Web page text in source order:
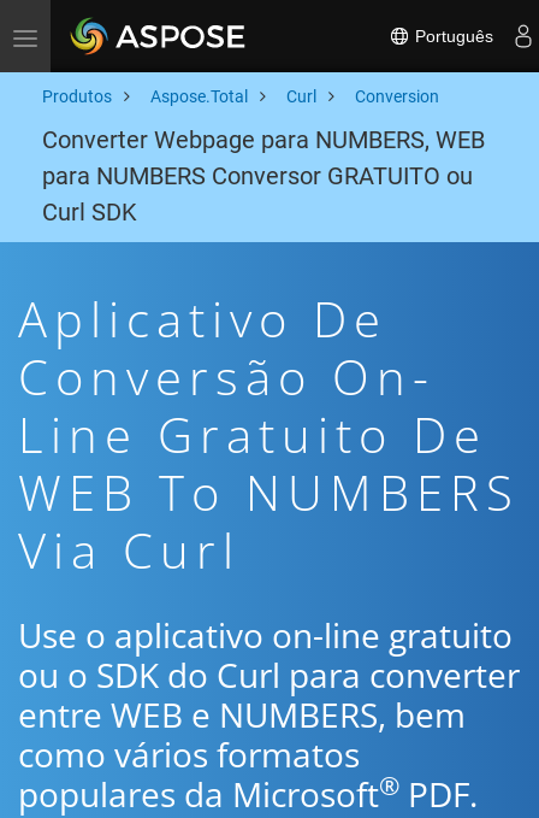
Toggle navigation Português
Produtos Aspose.Total Curl Conversion
Converter Webpage para NUMBERS, WEB
para NUMBERS Conversor GRATUITO ou
Curl SDK
Aplicativo De
Conversão On-
Line Gratuito De
WEB To NUMBERS
Via Curl
Use o aplicativo on-line gratuito
ou o SDK do Curl para converter
entre WEB e NUMBERS, bem
como vários formatos
populares da Microsoft® PDF.